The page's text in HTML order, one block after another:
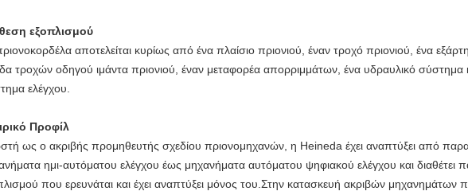
εξοπλισμού
αποτελείται κυρίως από ένα πλαίσιο πριονιού, έναν τροχό πριονιού, ένα
τροχών οδηγού ιμάντα πριονιού, έναν μεταφορέα απορριμμάτων, ένα υδραυλικό σύστημα
ελέγχου.
Προφίλ
ως ο ακριβής προμηθευτής σχεδίου πριονομηχανών, η Heineda έχει αναπτύξει από
ημι-αυτόματου ελέγχου έως μηχανήματα αυτόματου ψηφιακού ελέγχου και
που ερευνάται και έχει αναπτύξει μόνος του.Στην κατασκευή ακριβών μηχανημάτων